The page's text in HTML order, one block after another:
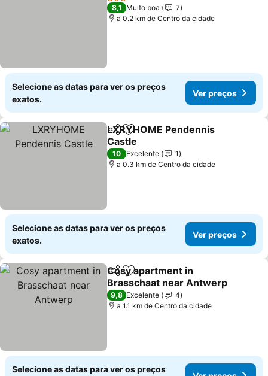
3 Estrelas
8,1 Muito boa
7
a 0.2 km de Centro da cidade
Selecione as datas para ver os preços
exatos.
Ver preços
PartilharAdicionar aos favoritos
LXRYHOME Pendennis
Castle
10 Excelente
1
a 0.3 km de Centro da cidade
Selecione as datas para ver os preços
exatos.
Ver preços
PartilharAdicionar aos favoritos
Cosy apartment in
Brasschaat near Antwerp
9,8 Excelente
4
a 1.1 km de Centro da cidade
Selecione as datas para ver os preços